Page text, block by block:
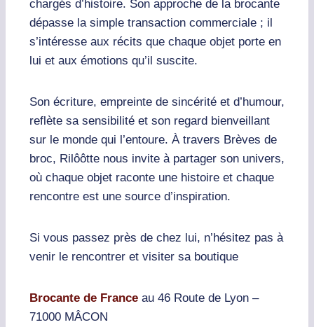
chargés d’histoire. Son approche de la brocante
dépasse la simple transaction commerciale ; il
s’intéresse aux récits que chaque objet porte en
lui et aux émotions qu’il suscite.
Son écriture, empreinte de sincérité et d’humour,
reflète sa sensibilité et son regard bienveillant
sur le monde qui l’entoure. À travers Brèves de
broc, Rilôôtte nous invite à partager son univers,
où chaque objet raconte une histoire et chaque
rencontre est une source d’inspiration.
Si vous passez près de chez lui, n’hésitez pas à
venir le rencontrer et visiter sa boutique
Brocante de France au 46 Route de Lyon –
71000 MÂCON